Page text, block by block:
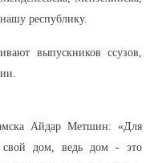
республику.
выпускников ссузов,
Айдар Метшин: «Для
свой дом, ведь дом - это